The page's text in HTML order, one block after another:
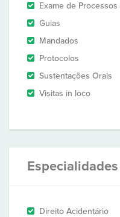
Exame de Processos
Guias
Mandados
Protocolos
Sustentações Orais
Visitas in loco
Especialidades
Direito Acidentário